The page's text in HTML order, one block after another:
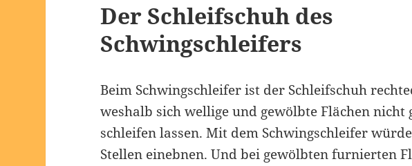
Der Schleifschuh des
Schwingschleifers
Beim Schwingschleifer ist der Schleifschuh
weshalb sich wellige und gewölbte Flächen nicht
schleifen lassen. Mit dem Schwingschleifer
Stellen einebnen. Und bei gewölbten furnierten